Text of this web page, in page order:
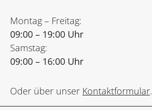
Montag – Freitag:
09:00 – 19:00 Uhr
Samstag:
09:00 – 16:00 Uhr
Oder über unser Kontaktformular.